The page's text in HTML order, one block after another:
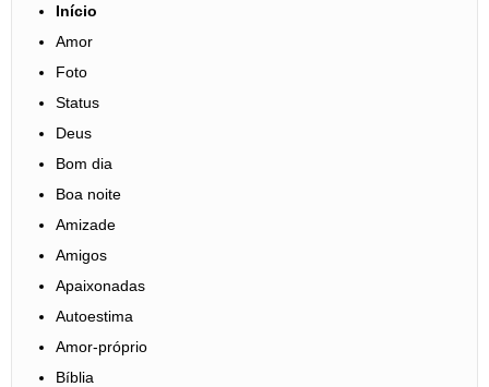
Início
Amor
Foto
Status
Deus
Bom dia
Boa noite
Amizade
Amigos
Apaixonadas
Autoestima
Amor-próprio
Bíblia